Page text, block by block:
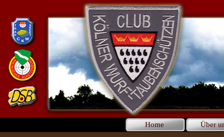
Home Über